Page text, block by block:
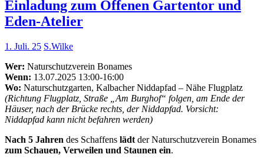
Einladung zum Offenen Gartentor und
Eden-Atelier
1. Juli. 25 S.Wilke
Wer: Naturschutzverein Bonames
Wenn: 13.07.2025 13:00-16:00
Wo: Naturschutzgarten, Kalbacher Niddapfad – Nähe Flugplatz
(Richtung Flugplatz, Straße „Am Burghof“ folgen, am Ende der
Häuser, nach der Brücke rechts, der Niddapfad. Vorsicht:
Niddapfad kann nicht befahren werden)
Nach 5 Jahren des Schaffens lädt der Naturschutzverein Bonames
zum Schauen, Verweilen und Staunen ein.